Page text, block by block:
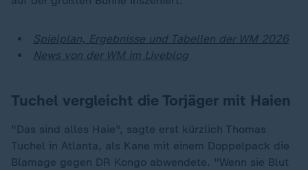
Spielplan, Ergebnisse und Tabellen der WM 2026
News von der WM im Liveblog
Tuchel vergleicht die Torjäger mit Haien
"Das sind alles Haie", sagte erst kürzlich Thomas
Tuchel in Atlanta, als Kane mit einem Doppelpack die
Blamage gegen DR Kongo abwendete. "Wenn sie Blut